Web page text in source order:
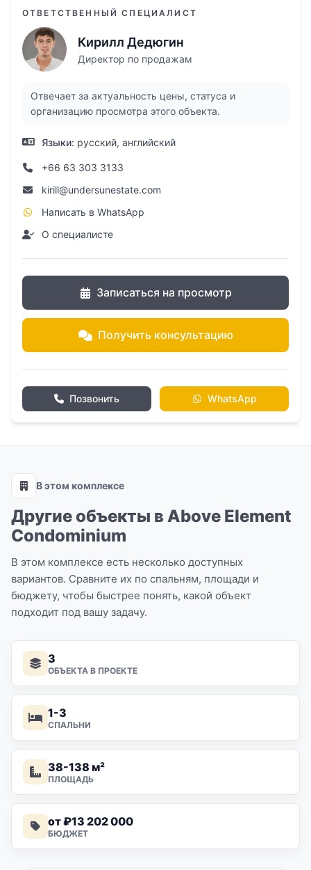
ОТВЕТСТВЕННЫЙ СПЕЦИАЛИСТ
Кирилл Дедюгин
Директор по продажам
Отвечает за актуальность цены, статуса и
организацию просмотра этого объекта.
Языки: русский, английский
+66 63 303 3133
kirill@undersunestate.com
Написать в WhatsApp
О специалисте
Записаться на просмотр
Получить консультацию
Позвонить WhatsApp
В этом комплексе
Другие объекты в Above Element
Condominium
В этом комплексе есть несколько доступных
вариантов. Сравните их по спальням, площади и
бюджету, чтобы быстрее понять, какой объект
подходит под вашу задачу.
3
ОБЪЕКТА В ПРОЕКТЕ
1-3
СПАЛЬНИ
38-138 м²
ПЛОЩАДЬ
от ₽13 202 000
БЮДЖЕТ